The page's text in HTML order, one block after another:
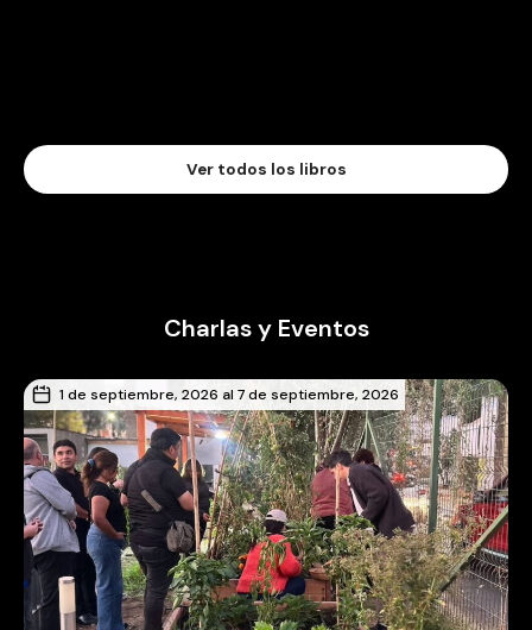
Ver todos los libros
Charlas y Eventos
1 de septiembre, 2026 al 7 de septiembre, 2026